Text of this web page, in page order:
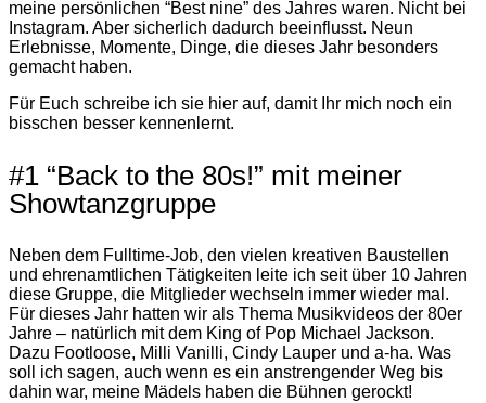
meine persönlichen “Best nine” des Jahres waren. Nicht bei
Instagram. Aber sicherlich dadurch beeinflusst. Neun
Erlebnisse, Momente, Dinge, die dieses Jahr besonders
gemacht haben.
Für Euch schreibe ich sie hier auf, damit Ihr mich noch ein
bisschen besser kennenlernt.
#1 “Back to the 80s!” mit meiner
Showtanzgruppe
Neben dem Fulltime-Job, den vielen kreativen Baustellen
und ehrenamtlichen Tätigkeiten leite ich seit über 10 Jahren
diese Gruppe, die Mitglieder wechseln immer wieder mal.
Für dieses Jahr hatten wir als Thema Musikvideos der 80er
Jahre – natürlich mit dem King of Pop Michael Jackson.
Dazu Footloose, Milli Vanilli, Cindy Lauper und a-ha. Was
soll ich sagen, auch wenn es ein anstrengender Weg bis
dahin war, meine Mädels haben die Bühnen gerockt!